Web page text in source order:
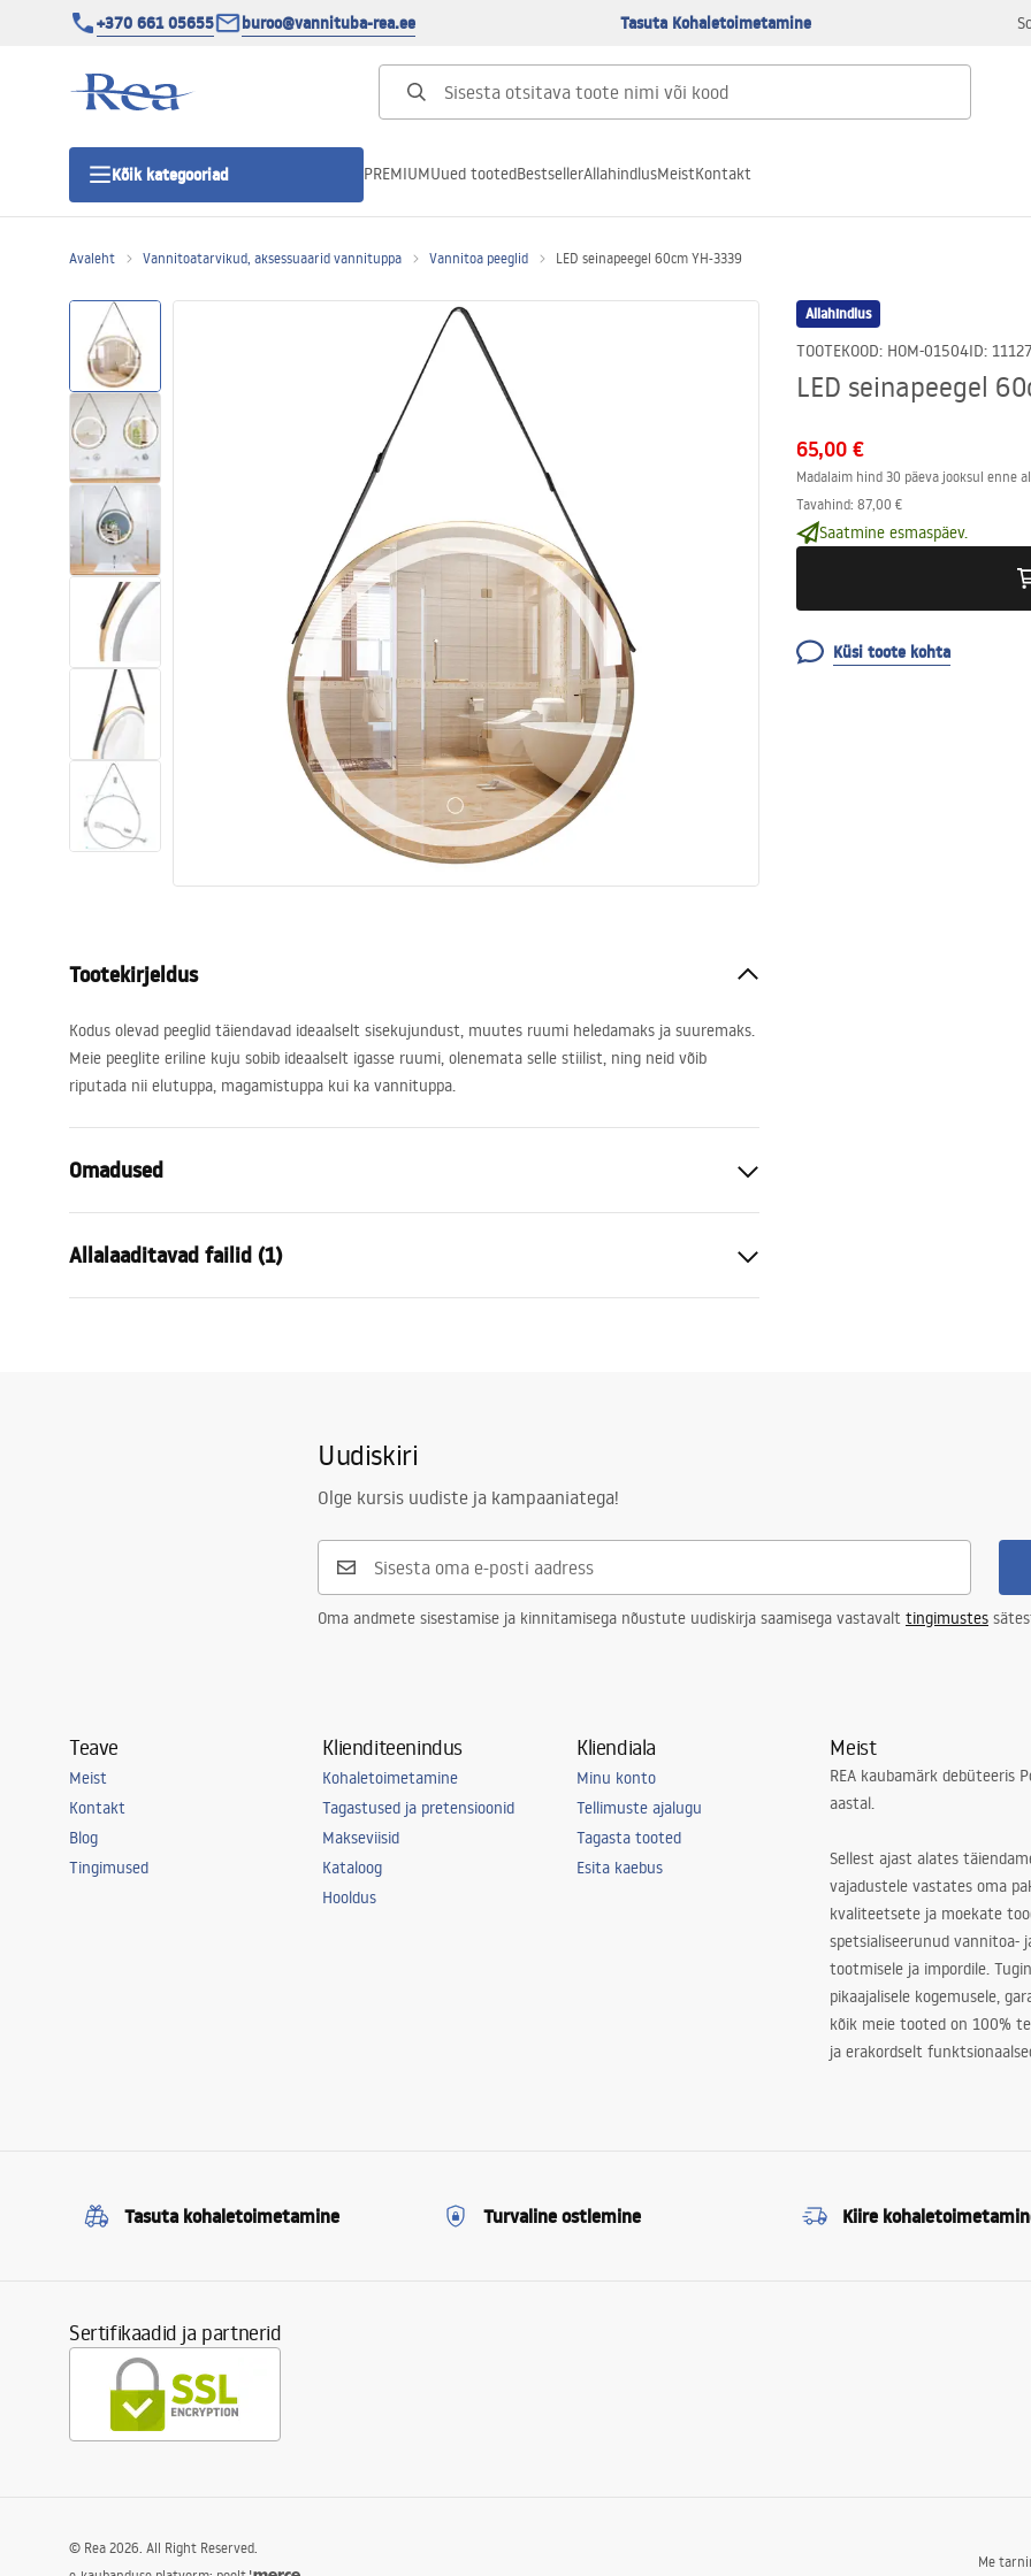
+370 661 05655 buroo@vannituba-rea.ee Tasuta Kohaletoimetamine
Kõik kategooriad
Duši uks
Vannitoa dušialused
Lineaarne duši äravool
Tualettruumid
Vajub ära
Vannid ja ekraanid
Vannitoas dušid
PREMIUMUued tootedBestsellerAllahindlusMeistKontakt
Avaleht Vannitoatarvikud, aksessuaarid vannituppa Vannitoa peeglid LED seinapeegel 60cm YH-3339
Allahindlus
TOOTEKOOD: HOM-01504ID: 11127
LED seinapeegel
65,00 €
Madalaim hind 30 päeva jooksul enne
Tavahind: 87,00 €
Saatmine esmaspäev.
Küsi toote kohta
Tootekirjeldus
Kodus olevad peeglid täiendavad ideaalselt sisekujundust, muutes ruumi heledamaks ja suuremaks.
Meie peeglite eriline kuju sobib ideaalselt igasse ruumi, olenemata selle stiilist, ning neid võib
riputada nii elutuppa, magamistuppa kui ka vannituppa.
Omadused
Laius
Sügavus
45mm
Ümmargune
12W
24 kuud
Allalaaditavad failid (1)
Uudiskiri
Olge kursis uudiste ja kampaaniatega!
Oma andmete sisestamise ja kinnitamisega nõustute uudiskirja saamisega vastavalt tingimustes
Teave
Meist
Kontakt
Blog
Tingimused
Klienditeenindus
Kohaletoimetamine
Tagastused ja pretensioonid
Makseviisid
Kataloog
Hooldus
Kliendiala
Minu konto
Tellimuste ajalugu
Tagasta tooted
Esita kaebus
Meist
REA kaubamärk debüteeris
aastal.
Sellest ajast alates
vajadustele vastates oma
kvaliteetsete ja moekate
spetsialiseerunud vannitoa-
tootmisele ja impordile.
pikaajalisele kogemusele,
kõik meie tooted on 100%
ja erakordselt
Tasuta kohaletoimetamine Turvaline ostlemine Kiire
Sertifikaadid ja partnerid
Me
© Rea 2026. All Right Reserved.